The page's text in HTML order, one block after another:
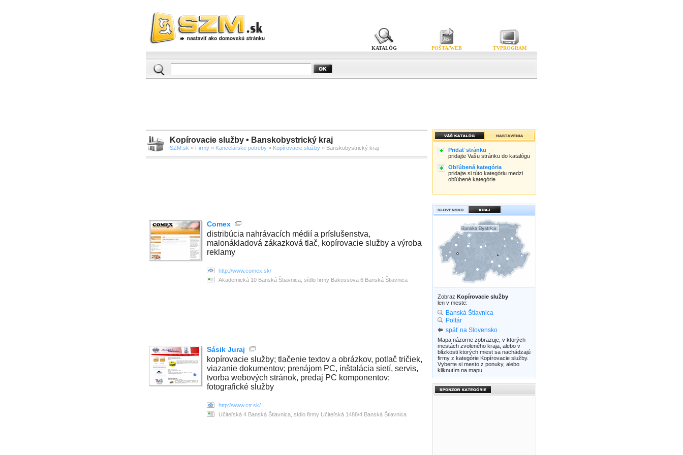
KATALÓG POŠTA/WEB TVPROGRAM
Kopírovacie služby • Banskobystrický kraj
SZM.sk » Firmy » Kancelárske potreby » Kopírovacie služby » Banskobystrický kraj
Comex
distribúcia nahrávacích médií a príslušenstva,
malonákladová zákazková tlač, kopírovacie služby a výroba
reklamy
http://www.comex.sk/
Akademická 10 Banská Štiavnica, sídlo firmy Bakossova 6 Banská Štiavnica
Sásik Juraj
kopírovacie služby; tlačenie textov a obrázkov, potlač tričiek,
viazanie dokumentov; prenájom PC, inštalácia sietí, servis,
tvorba webových stránok, predaj PC komponentov;
fotografické služby
http://www.ctr.sk/
Učiteľská 4 Banská Štiavnica, sídlo firmy Učiteľská 1488/4 Banská Štiavnica
Pridať stránku
pridajte Vašu stránku do katalógu
Obľúbená kategória
pridajte si túto kategóriu medzi
obľúbené kategórie
Zobraz Kopírovacie služby
len v meste:
Banská Štiavnica
Poltár
späť na Slovensko
Mapa názorne zobrazuje, v ktorých
mestách zvoleného kraja, alebo v
blízkosti ktorých miest sa nachádzajú
firmy z kategórie Kopírovacie služby.
Vyberte si mesto z ponuky, alebo
kliknutím na mapu.